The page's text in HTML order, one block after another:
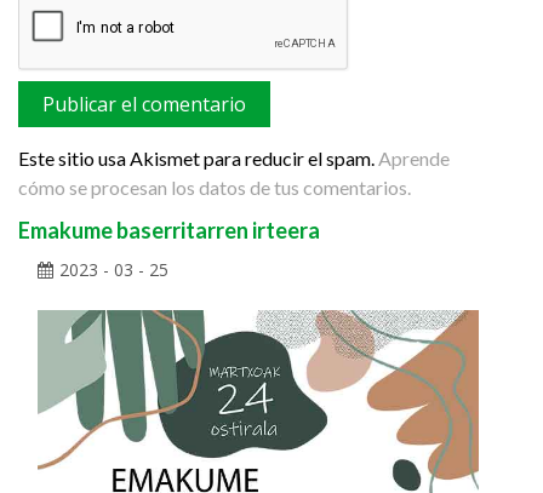
Este sitio usa Akismet para reducir el spam. Aprende
cómo se procesan los datos de tus comentarios.
Emakume baserritarren irteera
2023 - 03 - 25